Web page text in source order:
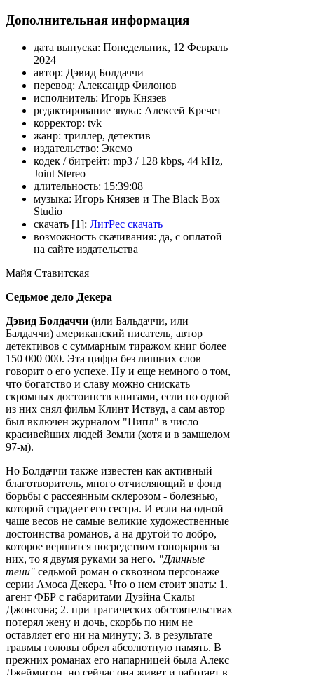
Дополнительная информация
дата выпуска: Понедельник, 12 Февраль
2024
автор: Дэвид Болдаччи
перевод: Александр Филонов
исполнитель: Игорь Князев
редактирование звука: Алексей Кречет
корректор: tvk
жанр: триллер, детектив
издательство: Эксмо
кодек / битрейт: mp3 / 128 kbps, 44 kHz,
Joint Stereo
длительность: 15:39:08
музыка: Игорь Князев и The Black Box
Studio
скачать [1]: ЛитРес скачать
возможность скачивания: да, с оплатой
на сайте издательства
Майя Ставитская
Седьмое дело Декера
Дэвид Болдаччи (или Бальдаччи, или
Балдаччи) американский писатель, автор
детективов с суммарным тиражом книг более
150 000 000. Эта цифра без лишних слов
говорит о его успехе. Ну и еще немного о том,
что богатство и славу можно снискать
скромных достоинств книгами, если по одной
из них снял фильм Клинт Иствуд, а сам автор
был включен журналом "Пипл" в число
красивейших людей Земли (хотя и в замшелом
97-м).
Но Болдаччи также известен как активный
благотворитель, много отчисляющий в фонд
борьбы с рассеянным склерозом - болезнью,
которой страдает его сестра. И если на одной
чаше весов не самые великие художественные
достоинства романов, а на другой то добро,
которое вершится посредством гонораров за
них, то я двумя руками за него. "Длинные
тени" седьмой роман о сквозном персонаже
серии Амоса Декера. Что о нем стоит знать: 1.
агент ФБР с габаритами Дуэйна Скалы
Джонсона; 2. при трагических обстоятельствах
потерял жену и дочь, скорбь по ним не
оставляет его ни на минуту; 3. в результате
травмы головы обрел абсолютную память. В
прежних романах его напарницей была Алекс